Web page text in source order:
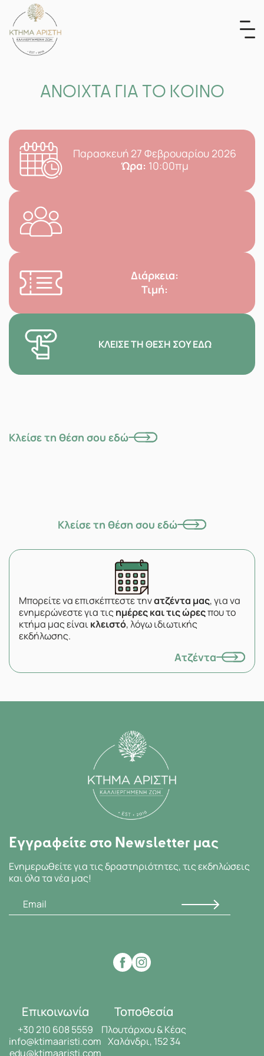
content
ΑΝΟΙΧΤΑ ΓΙΑ ΤΟ ΚΟΙΝΟ
Παρασκευή 27 Φεβρουαρίου 2026
Ώρα: 10:00πμ
Διάρκεια:
Τιμή:
ΚΛΕΊΣΕ ΤΗ ΘΈΣΗ ΣΟΥ ΕΔΏ
Κλείσε τη θέση σου εδώ
Κλείσε τη θέση σου εδώ
Μπορείτε να επισκέπτεστε τηνατζέντα μας, για να
ενημερώνεστε για τιςημέρες και τις ώρεςπου το
κτήμα μας είναικλειστό, λόγω ιδιωτικής
εκδήλωσης.
Ατζέντα
Εγγραφείτε στο Newsletter μας
Ενημερωθείτε για τις δραστηριότητες, τις εκδηλώσεις
και όλα τα νέα μας!
Επικοινωνία
+30 210 608 5559
info@ktimaaristi.com
edu@ktimaaristi.com
Τοποθεσία
Πλουτάρχου & Κέας
Χαλάνδρι, 152 34